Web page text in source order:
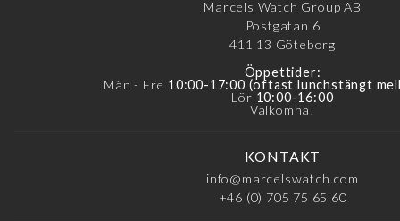
Marcels Watch Group AB
Postgatan 6
411 13 Göteborg
Öppettider:
Mån - Fre 10:00-17:00 (oftast lunchstängt
Lör 10:00-16:00
Välkomna!
KONTAKT
info@marcelswatch.com
+46 (0) 705 75 65 60